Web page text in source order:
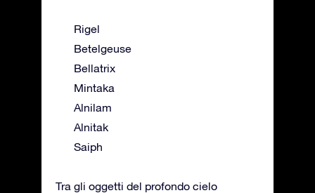
Rigel
Betelgeuse
Bellatrix
Mintaka
Alnilam
Alnitak
Saiph
Tra gli oggetti del profondo cielo